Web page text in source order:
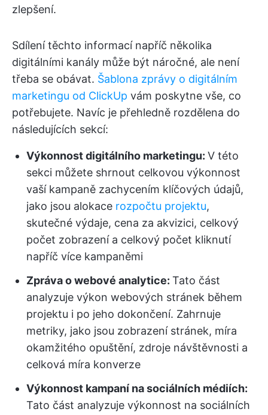
zlepšení.
Sdílení těchto informací napříč několika
digitálními kanály může být náročné, ale není
třeba se obávat. Šablona zprávy o digitálním
marketingu od ClickUp vám poskytne vše, co
potřebujete. Navíc je přehledně rozdělena do
následujících sekcí:
Výkonnost digitálního marketingu: V této
sekci můžete shrnout celkovou výkonnost
vaší kampaně zachycením klíčových údajů,
jako jsou alokace rozpočtu projektu,
skutečné výdaje, cena za akvizici, celkový
počet zobrazení a celkový počet kliknutí
napříč více kampaněmi
Zpráva o webové analytice: Tato část
analyzuje výkon webových stránek během
projektu i po jeho dokončení. Zahrnuje
metriky, jako jsou zobrazení stránek, míra
okamžitého opuštění, zdroje návštěvnosti a
celková míra konverze
Výkonnost kampaní na sociálních médiích:
Tato část analyzuje výkonnost na sociálních